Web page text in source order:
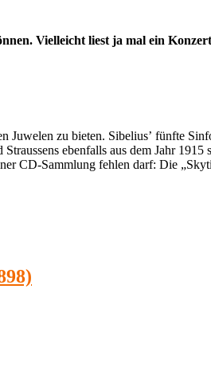
Vielleicht liest ja mal ein
Juwelen zu bieten. Sibelius’ fünfte
ebenfalls aus dem Jahr 1915
CD-Sammlung fehlen darf: Die